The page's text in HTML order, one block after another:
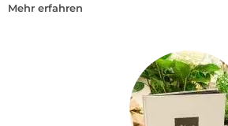
Mehr erfahren